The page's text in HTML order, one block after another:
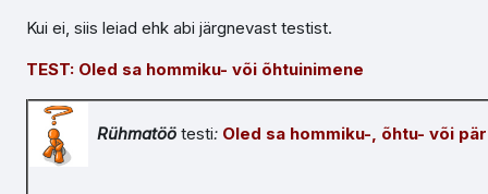
Kui ei, siis leiad ehk abi järgnevast testist.
TEST: Oled sa hommiku- või õhtuinimene
Rühmatöö testi: Oled sa hommiku-, õhtu- või